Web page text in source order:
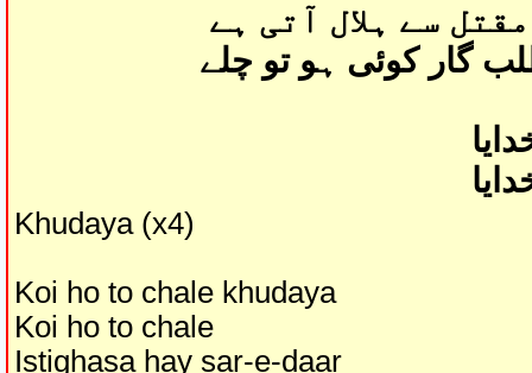
سے ہلال آتی ہے
گار کوئی ہو تو چلے
Khudaya (x4)
Koi ho to chale khudaya
Koi ho to chale
Istighasa hay sar-e-daar